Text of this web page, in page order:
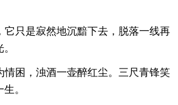
只是寂然地沉黯下去，脱落一线再
困，浊酒一壶醉红尘。三尺青锋笑
。